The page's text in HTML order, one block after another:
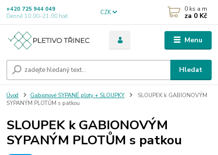
Menu
CZK
Hledat
+420 725 944 049
Denně 10.00–21.00 hod
0 ks a m
za 0 Kč
Úvod Gabionové SYPANÉ ploty + SLOUPKY
SLOUPEK k GABIONOVÝM
SYPANÝM PLOTŮM s patkou
SLOUPEK k GABIONOVÝM
SYPANÝM PLOTŮM s patkou